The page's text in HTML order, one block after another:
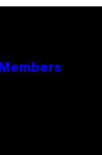
Members